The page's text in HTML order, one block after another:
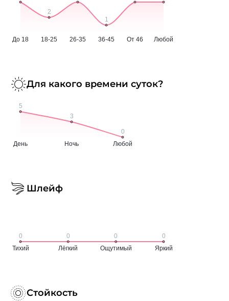
Для какого времени суток?
Шлейф
Стойкость